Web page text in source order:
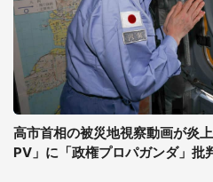
高市首相の被災地視察動画が炎
PV」に「政権プロパガンダ」批